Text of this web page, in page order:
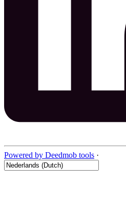
Powered by Deedmob tools ·